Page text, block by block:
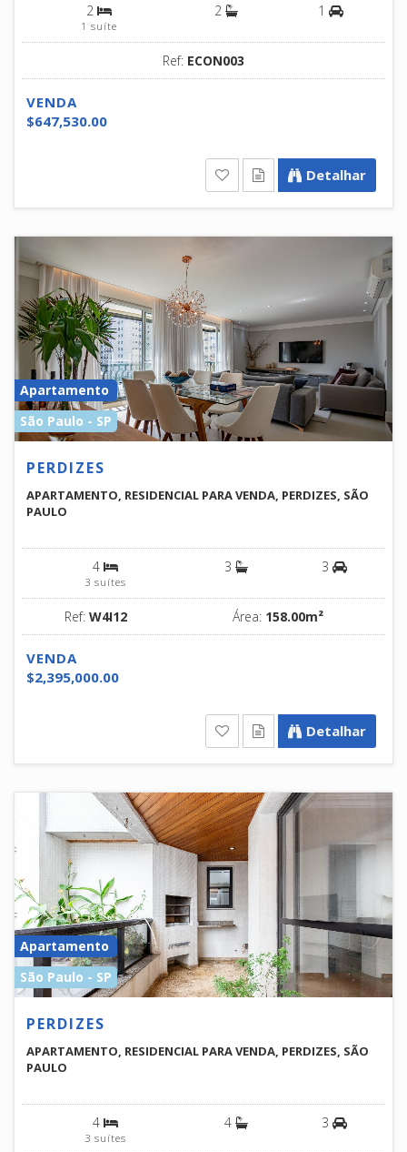
2
1 suíte
2 1
Ref: ECON003
VENDA
$647,530.00
Detalhar
Apartamento
São Paulo - SP
PERDIZES
APARTAMENTO, RESIDENCIAL PARA VENDA, PERDIZES, SÃO
PAULO
4
3 suítes
3 3
Ref: W4I12 Área: 158.00m²
VENDA
$2,395,000.00
Detalhar
Apartamento
São Paulo - SP
PERDIZES
APARTAMENTO, RESIDENCIAL PARA VENDA, PERDIZES, SÃO
PAULO
4
3 suítes
4 3